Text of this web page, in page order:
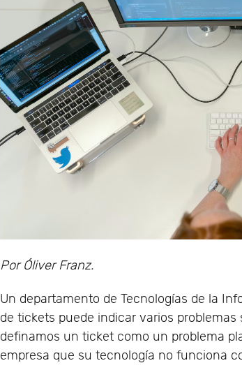
Por Óliver Franz.
Un departamento de Tecnologías de la
de tickets puede indicar varios
definamos un ticket como un problema
empresa que su tecnología no funciona